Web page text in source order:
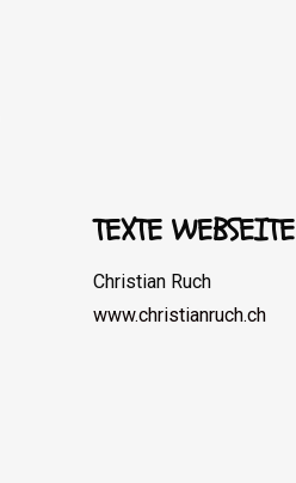
TEXTE WEBSEITE
Christian Ruch
www.christianruch.ch